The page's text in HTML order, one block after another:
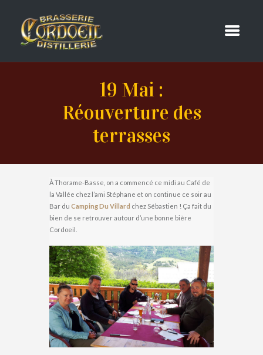
19 Mai :
Réouverture des
terrasses
À Thorame-Basse, on a commencé ce midi au Café de
la Vallée chez l’ami Stéphane et on continue ce soir au
Bar du Camping Du Villard chez Sébastien ! Ça fait du
bien de se retrouver autour d’une bonne bière
Cordoeil.